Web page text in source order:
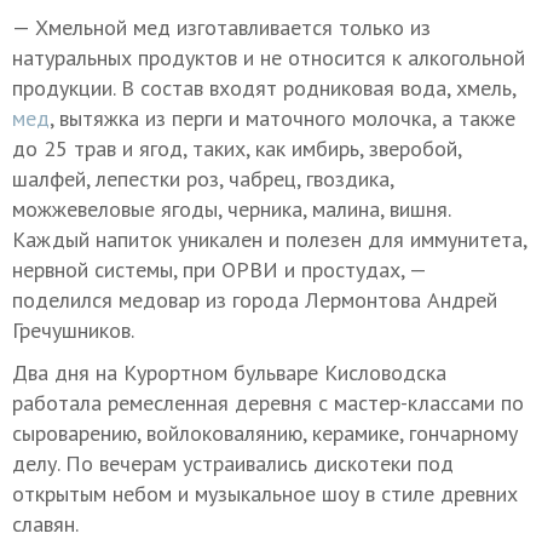
— Хмельной мед изготавливается только из
натуральных продуктов и не относится к алкогольной
продукции. В состав входят родниковая вода, хмель,
мед, вытяжка из перги и маточного молочка, а также
до 25 трав и ягод, таких, как имбирь, зверобой,
шалфей, лепестки роз, чабрец, гвоздика,
можжевеловые ягоды, черника, малина, вишня.
Каждый напиток уникален и полезен для иммунитета,
нервной системы, при ОРВИ и простудах, —
поделился медовар из города Лермонтова Андрей
Гречушников.
Два дня на Курортном бульваре Кисловодска
работала ремесленная деревня с мастер-классами по
сыроварению, войлоковалянию, керамике, гончарному
делу. По вечерам устраивались дискотеки под
открытым небом и музыкальное шоу в стиле древних
славян.